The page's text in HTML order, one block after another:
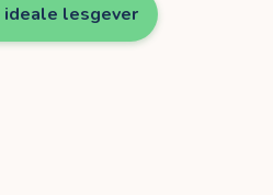
ideale lesgever